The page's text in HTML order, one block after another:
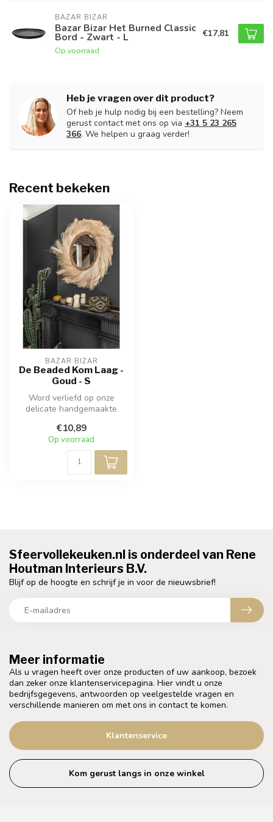
BAZAR BIZAR
Bazar Bizar Het Burned Classic
Bord - Zwart - L
Op voorraad
€17,81
Heb je vragen over dit product?
Of heb je hulp nodig bij een bestelling? Neem
gerust contact met ons op via +31 5 23 265
366. We helpen u graag verder!
Recent bekeken
BAZAR BIZAR
De Beaded Kom Laag -
Goud - S
Word verliefd op onze
delicate handgemaakte
prachtige estheti...
€10,89
Op voorraad
Meer informatie
Als u vragen heeft over onze producten of uw aankoop, bezoek
dan zeker onze klantenservicepagina. Hier vindt u onze
bedrijfsgegevens, antwoorden op veelgestelde vragen en
verschillende manieren om met ons in contact te komen.
Klantenservice
Kom gerust langs in onze winkel
Sfeervollekeuken.nl is onderdeel van Rene
Houtman Interieurs B.V.
Blijf op de hoogte en schrijf je in voor de nieuwsbrief!